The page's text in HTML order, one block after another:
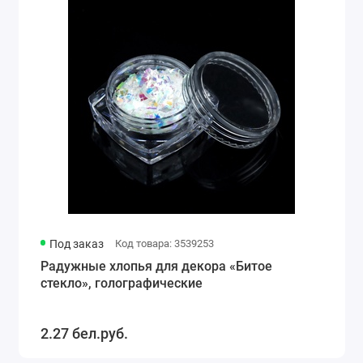
Под заказ Код товара: 3539253
Радужные хлопья для декора «Битое
стекло», голографические
2.27 бел.руб.